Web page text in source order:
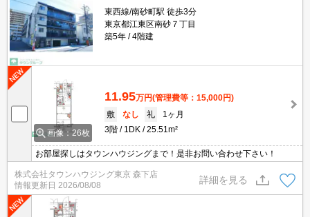
東西線/南砂町駅 徒歩3分
東京都江東区南砂７丁目
築5年
4階建
画像：26枚
11.95万円(管理費等：15,000円)
敷
なし 礼
1ヶ月
3階
1DK 25.51m²
お部屋探しはタウンハウジングまで！是非お問い合わせ下さい！
株式会社タウンハウジング東京 森下店
情報更新日 2026/08/08
詳細を見る